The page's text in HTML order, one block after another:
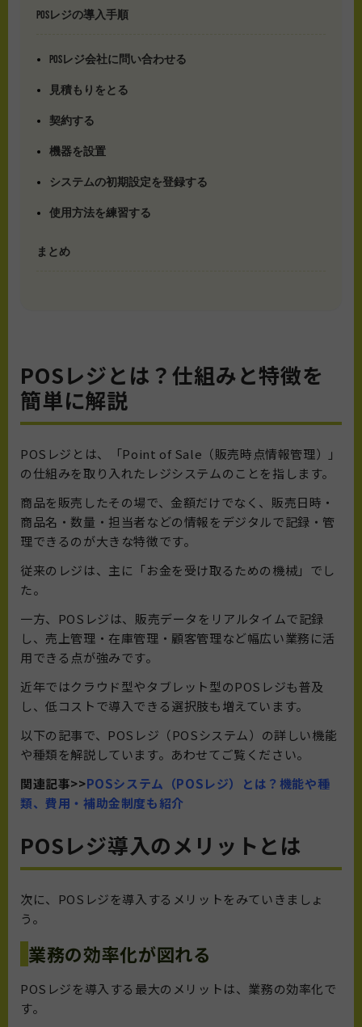
POSレジの導入手順
POSレジ会社に問い合わせる
見積もりをとる
契約する
機器を設置
システムの初期設定を登録する
使用方法を練習する
まとめ
POSレジとは？仕組みと特徴を
簡単に解説
POSレジとは、「Point of Sale（販売時点情報管理）」
の仕組みを取り入れたレジシステムのことを指します。
商品を販売したその場で、金額だけでなく、販売日時・
商品名・数量・担当者などの情報をデジタルで記録・管
理できるのが大きな特徴です。
従来のレジは、主に「お金を受け取るための機械」でし
た。
一方、POSレジは、販売データをリアルタイムで記録
し、売上管理・在庫管理・顧客管理など幅広い業務に活
用できる点が強みです。
近年ではクラウド型やタブレット型のPOSレジも普及
し、低コストで導入できる選択肢も増えています。
以下の記事で、POSレジ（POSシステム）の詳しい機能
や種類を解説しています。あわせてご覧ください。
関連記事>>POSシステム（POSレジ）とは？機能や種
類、費用・補助金制度も紹介
POSレジ導入のメリットとは
次に、POSレジを導入するメリットをみていきましょ
う。
業務の効率化が図れる
POSレジを導入する最大のメリットは、業務の効率化で
す。